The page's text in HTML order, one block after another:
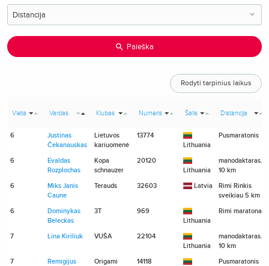
Paieška
Rodyti tarpinius laikus
Vieta Vardas Klubas Numeris Šalis Distancija
6
Justinas
Čekanauskas
Lietuvos
kariuomenė
13774
Lithuania
Pusmaratonis
6
Evaldas
Rozplochas
Kopa
schnauzer
20120
Lithuania
manodaktaras.lt
10 km
6
Miks Janis
Caune
Terauds 32603 Latvia
Rimi Rinkis
sveikiau 5 km
6
Dominykas
Beleckas
3T
969
Lithuania
Rimi maratonas
7 Lina Kiriliuk VUŠA
22104
Lithuania
manodaktaras.lt
10 km
7
Remigijus
Origami
14118
Pusmaratonis